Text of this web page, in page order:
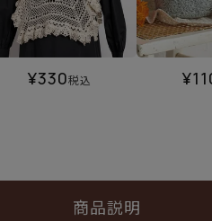
¥330税込 ¥
商品説明